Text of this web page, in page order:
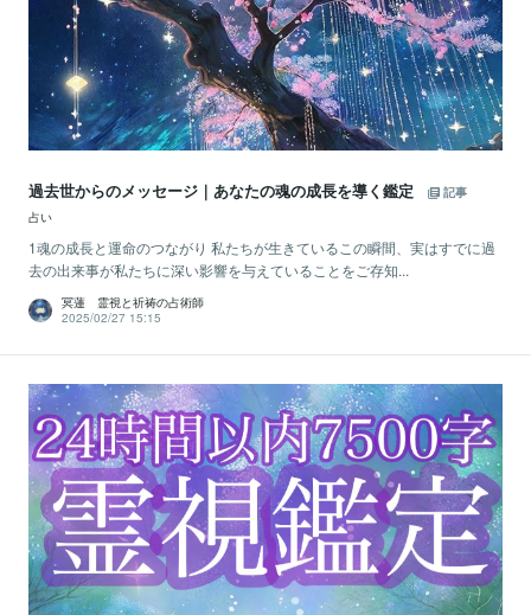
過去世からのメッセージ｜あなたの魂の成長を導く鑑定
記事
占い
1魂の成長と運命のつながり 私たちが生きているこの瞬間、実はすでに過
去の出来事が私たちに深い影響を与えていることをご存知...
冥蓮 霊視と祈祷の占術師
2025/02/27 15:15